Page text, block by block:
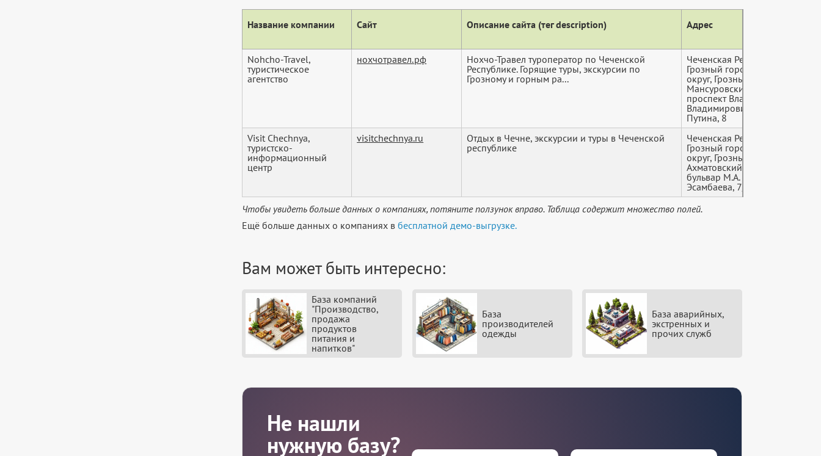
Название компании Сайт Описание сайта (тег description) Адрес
Nohcho-Travel,
туристическое
агентство
нохчотравел.рф
Нохчо-Травел туроператор по Чеченской
Республике. Горящие туры, экскурсии по
Грозному и горным ра...
Чеченская Республика,
Грозный городской
округ, Грозный, Шейх-
Мансуровский район,
проспект Владимира
Владимировича
Путина, 8
Visit Chechnya,
туристско-
информационный
центр
visitchechnya.ru
Отдых в Чечне, экскурсии и туры в Чеченской
республике
Чеченская Республика,
Грозный городской
округ, Грозный,
Ахматовский район,
бульвар М.А.
Эсамбаева, 7/84а
Чтобы увидеть больше данных о компаниях, потяните ползунок вправо. Таблица содержит множество полей.
Ещё больше данных о компаниях вбесплатной демо-выгрузке.
Вам может быть интересно:
База компаний
"Производство,
продажа
продуктов
питания и
напитков"
База
производителей
одежды
База аварийных,
экстренных и
прочих служб
Не нашли
нужную базу?